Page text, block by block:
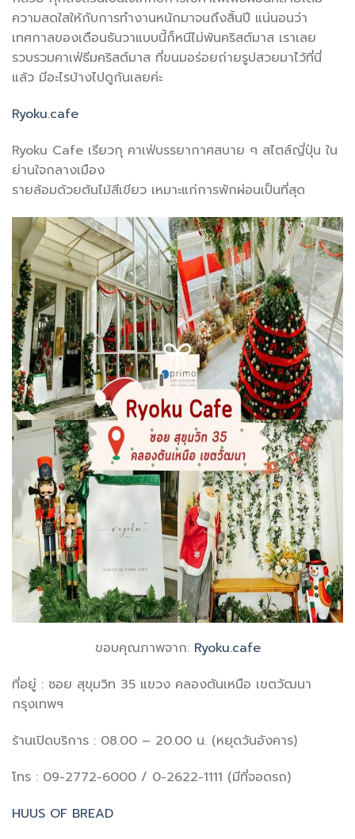
ความสดใสให้กับการทำงานหนักมาจนถึงสิ้นปี แน่นอนว่า
เทศกาลของเดือนธันวาแบบนี้ก็หนีไม่พ้นคริสต์มาส เราเลย
รวบรวมคาเฟ่ธีมคริสต์มาส ที่ขนมอร่อยถ่ายรูปสวยมาไว้ที่นี่
แล้ว มีอะไรบ้างไปดูกันเลยค่ะ
Ryoku.cafe
Ryoku Cafe เรียวกุ คาเฟ่บรรยากาศสบาย ๆ สไตล์ญี่ปุ่น ใน
ย่านใจกลางเมือง
รายล้อมด้วยต้นไม้สีเขียว เหมาะแก่การพักผ่อนเป็นที่สุด
ขอบคุณภาพจาก: Ryoku.cafe
ที่อยู่ : ซอย สุขุมวิท 35 แขวง คลองตันเหนือ เขตวัฒนา
กรุงเทพฯ
ร้านเปิดบริการ : 08.00 – 20.00 น. (หยุดวันอังคาร)
โทร : 09-2772-6000 / 0-2622-1111 (มีที่จอดรถ)
HUUS OF BREAD